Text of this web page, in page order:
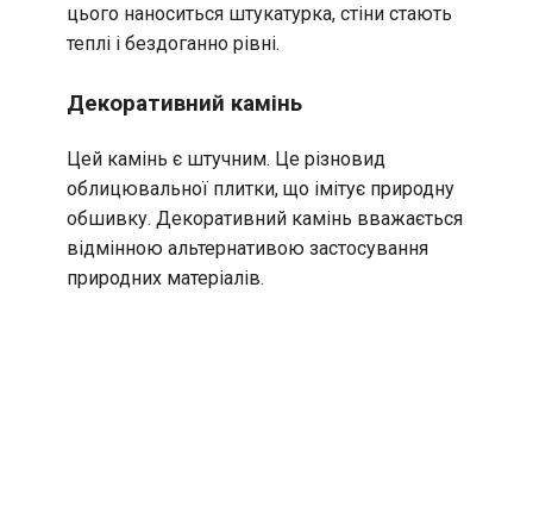
цього наноситься штукатурка, стіни стають
теплі і бездоганно рівні.
Декоративний камінь
Цей камінь є штучним. Це різновид
облицювальної плитки, що імітує природну
обшивку. Декоративний камінь вважається
відмінною альтернативою застосування
природних матеріалів.